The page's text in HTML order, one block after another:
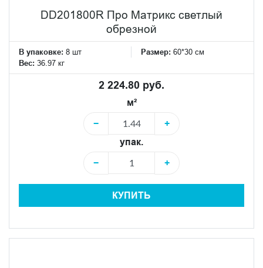
DD201800R Про Матрикс светлый
обрезной
В упаковке: 8 шт Размер: 60*30 см
Вес: 36.97 кг
2 224.80 руб.
м²
−
+
упак.
−
+
КУПИТЬ